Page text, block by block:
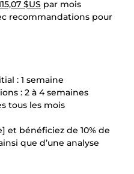
$US par mois
recommandations pour
: 1 semaine
: 2 à 4 semaines
tous les mois
et bénéficiez de 10% de
que d’une analyse